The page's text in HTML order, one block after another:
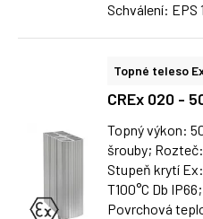
Schválení: EPS
Topné teleso
CREx 020 -
Topný výkon:
šrouby;
Stupeň krytí Ex:
T100°C Db IP66;
Povrchová